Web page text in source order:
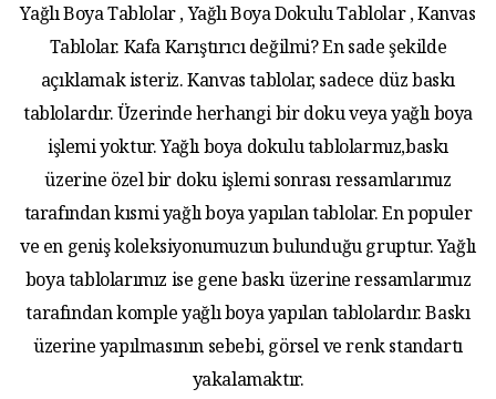
Yağlı Boya Tablolar , Yağlı Boya Dokulu Tablolar , Kanvas
Tablolar. Kafa Karıştırıcı değilmi? En sade şekilde
açıklamak isteriz. Kanvas tablolar, sadece düz baskı
tablolardır. Üzerinde herhangi bir doku veya yağlı boya
işlemi yoktur. Yağlı boya dokulu tablolarmız,baskı
üzerine özel bir doku işlemi sonrası ressamlarımız
tarafından kısmi yağlı boya yapılan tablolar. En populer
ve en geniş koleksiyonumuzun bulunduğu gruptur. Yağlı
boya tablolarımız ise gene baskı üzerine ressamlarımız
tarafından komple yağlı boya yapılan tablolardır. Baskı
üzerine yapılmasının sebebi, görsel ve renk standartı
yakalamaktır.